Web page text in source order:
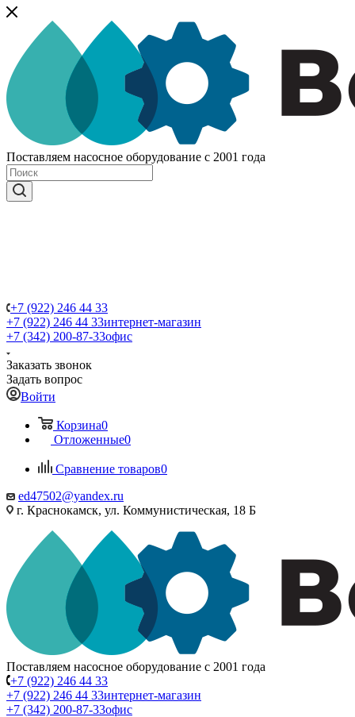
Поставляем насосное оборудование с 2001 года
+7 (922) 246 44 33
+7 (922) 246 44 33интернет-магазин
+7 (342) 200-87-33офис
Заказать звонок
Задать вопрос
Войти
Корзина0
Отложенные0
Сравнение товаров0
ed47502@yandex.ru
г. Краснокамск, ул. Коммунистическая, 18 Б
Поставляем насосное оборудование с 2001 года
+7 (922) 246 44 33
+7 (922) 246 44 33интернет-магазин
+7 (342) 200-87-33офис